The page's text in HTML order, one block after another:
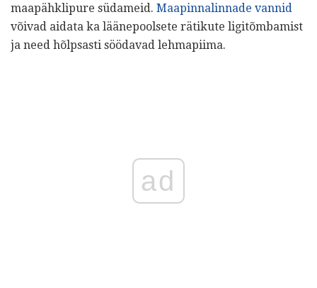
maapähklipure südameid. Maapinnalinnade vannid
võivad aidata ka läänepoolsete rätikute ligitõmbamist
ja need hõlpsasti söödavad lehmapiima.
ad